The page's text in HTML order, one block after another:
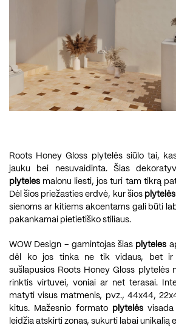
Roots Honey Gloss plytelės siūlo tai,
jauku bei nesuvaidinta. Šias
plyteles malonu liesti, jos turi tam tikrą
Dėl šios priežasties erdvė, kur šios plytelės
sienoms ar kitiems akcentams gali būti
pakankamai pietietiško stiliaus.
WOW Design – gamintojas šias plyteles
dėl ko jos tinka ne tik vidaus, bet ir
sušlapusios Roots Honey Gloss plytelės
rinktis virtuvei, voniai ar net terasai.
matyti visus matmenis, pvz., 44x44,
kitus. Mažesnio formato plytelėsvisada
leidžia atskirti zonas, sukurti labai unikalią